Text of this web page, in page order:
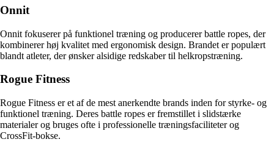
Onnit
Onnit fokuserer på funktionel træning og producerer battle ropes, der
kombinerer høj kvalitet med ergonomisk design. Brandet er populært
blandt atleter, der ønsker alsidige redskaber til helkropstræning.
Rogue Fitness
Rogue Fitness er et af de mest anerkendte brands inden for styrke- og
funktionel træning. Deres battle ropes er fremstillet i slidstærke
materialer og bruges ofte i professionelle træningsfaciliteter og
CrossFit-bokse.